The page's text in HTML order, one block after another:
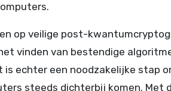
op veilige post-
vinden van bestendige
is echter een noodzakelijke stap
steeds dichterbij komen. Met